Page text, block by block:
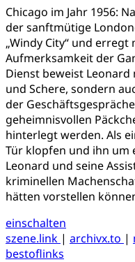
Chicago im Jahr 1956:
der sanftmütige
„Windy City“ und
Aufmerksamkeit der
Dienst beweist
und Schere, sondern
der
geheimnisvollen
hinterlegt werden. Als
Tür klopfen und ihn um
Leonard und seine
kriminellen
hätten vorstellen
einschalten
szene.link | archivx.to |
bestoflinks